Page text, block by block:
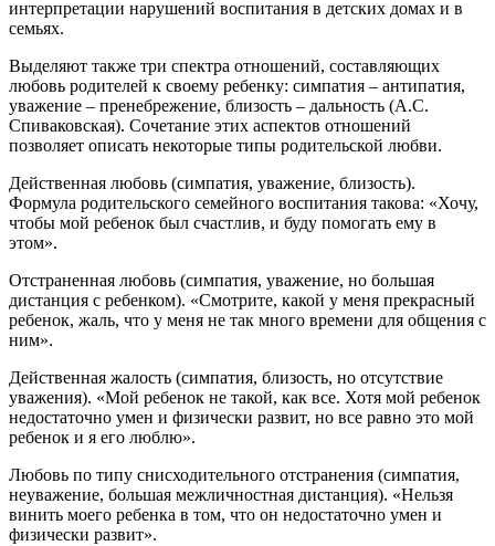
интерпретации нарушений воспитания в детских домах и в
семьях.
Выделяют также три спектра отношений, составляющих
любовь родителей к своему ребенку: симпатия – антипатия,
уважение – пренебрежение, близость – дальность (А.С.
Спиваковская). Сочетание этих аспектов отношений
позволяет описать некоторые типы родительской любви.
Действенная любовь (симпатия, уважение, близость).
Формула родительского семейного воспитания такова: «Хочу,
чтобы мой ребенок был счастлив, и буду помогать ему в
этом».
Отстраненная любовь (симпатия, уважение, но большая
дистанция с ребенком). «Смотрите, какой у меня прекрасный
ребенок, жаль, что у меня не так много времени для общения с
ним».
Действенная жалость (симпатия, близость, но отсутствие
уважения). «Мой ребенок не такой, как все. Хотя мой ребенок
недостаточно умен и физически развит, но все равно это мой
ребенок и я его люблю».
Любовь по типу снисходительного отстранения (симпатия,
неуважение, большая межличностная дистанция). «Нельзя
винить моего ребенка в том, что он недостаточно умен и
физически развит».